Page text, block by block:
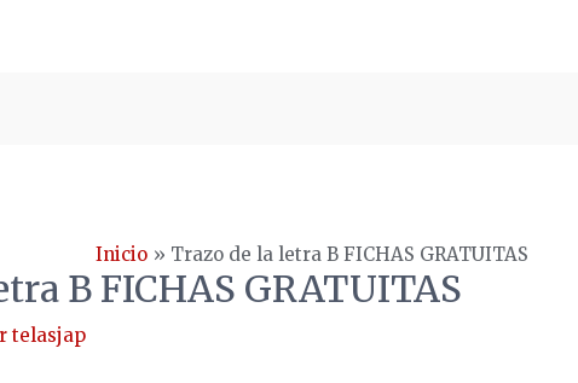
Inicio Trazo de la letra B FICHAS GRATUITAS
B FICHAS GRATUITAS
telasjap